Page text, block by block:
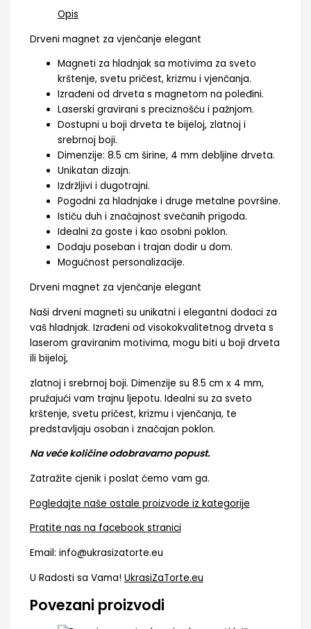
Opis
Drveni magnet za vjenčanje elegant
Magneti za hladnjak sa motivima za sveto
krštenje, svetu pričest, krizmu i vjenčanja.
Izrađeni od drveta s magnetom na poleđini.
Laserski gravirani s preciznošću i pažnjom.
Dostupni u boji drveta te bijeloj, zlatnoj i
srebrnoj boji.
Dimenzije: 8.5 cm širine, 4 mm debljine drveta.
Unikatan dizajn.
Izdržljivi i dugotrajni.
Pogodni za hladnjake i druge metalne površine.
Ističu duh i značajnost svečanih prigoda.
Idealni za goste i kao osobni poklon.
Dodaju poseban i trajan dodir u dom.
Mogućnost personalizacije.
Drveni magnet za vjenčanje elegant
Naši drveni magneti su unikatni i elegantni dodaci za
vaš hladnjak. Izrađeni od visokokvalitetnog drveta s
laserom graviranim motivima, mogu biti u boji drveta
ili bijeloj,
zlatnoj i srebrnoj boji. Dimenzije su 8.5 cm x 4 mm,
pružajući vam trajnu ljepotu. Idealni su za sveto
krštenje, svetu pričest, krizmu i vjenčanja, te
predstavljaju osoban i značajan poklon.
Na veće količine odobravamo popust.
Zatražite cjenik i poslat ćemo vam ga.
Pogledajte naše ostale proizvode iz kategorije
Pratite nas na facebook stranici
Email: info@ukrasizatorte.eu
U Radosti sa Vama! UkrasiZaTorte.eu
Povezani proizvodi